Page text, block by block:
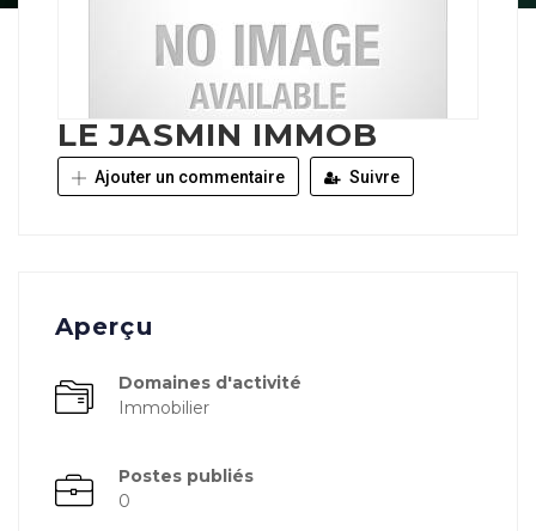
LE JASMIN IMMOB
Ajouter un commentaire Suivre
Aperçu
Domaines d'activité
Immobilier
Postes publiés
0